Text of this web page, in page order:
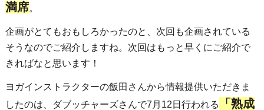
満席。
企画がとてもおもしろかったのと、次回も企画されている
そうなのでご紹介しますね。次回はもっと早くにご紹介で
きればなと思います！
ヨガインストラクターの飯田さんから情報提供いただきま
したのは、ダブッチャーズさんで7月12日行われる
「熟成